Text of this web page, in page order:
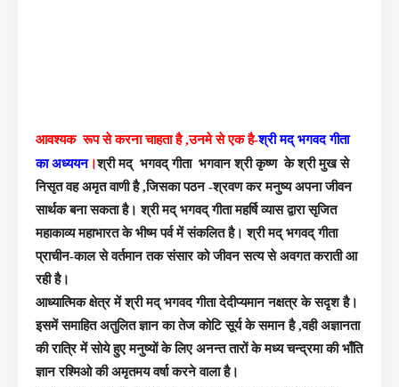
आवश्यक रूप से करना चाहता है ,उनमे से एक है-श्री मद् भगवद गीता
का अध्ययन।श्री मद् भगवद् गीता भगवान श्री कृष्ण के श्री मुख से
निसृत वह अमृत वाणी है ,जिसका पठन -श्रवण कर मनुष्य अपना जीवन
सार्थक बना सकता है। श्री मद् भगवद् गीता महर्षि व्यास द्वारा सृजित
महाकाव्य महाभारत के भीष्म पर्व में संकलित है। श्री मद् भगवद् गीता
प्राचीन-काल से वर्तमान तक संसार को जीवन सत्य से अवगत कराती आ
रही है।
आध्यात्मिक क्षेत्र मेंश्री मद् भगवद गीता देदीप्यमान नक्षत्र के सदृश है।
इसमें समाहित अतुलित ज्ञान का तेज कोटि सूर्य के समान है ,वही अज्ञानता
की रात्रि में सोये हुए मनुष्यों के लिए अनन्त तारों के मध्य चन्द्रमा की भाँति
ज्ञान रश्मिओ की अमृतमय वर्षा करने वाला है।